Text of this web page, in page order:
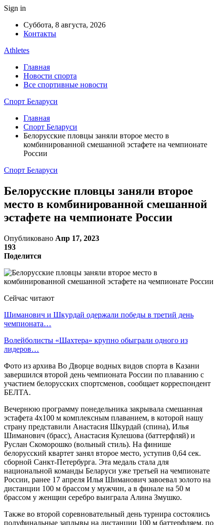
Sign in
Суббота, 8 августа, 2026
Контакты
Athletes
Главная
Новости спорта
Все спортивные новости
Спорт Беларуси
Главная
Спорт Беларуси
Белорусские пловцы заняли второе место в
комбинированной смешанной эстафете на чемпионате
России
Спорт Беларуси
Белорусские пловцы заняли второе
место в комбинированной смешанной
эстафете на чемпионате России
Опубликовано Апр 17, 2023
193
Поделится
Сейчас читают
Шиманович и Шкурдай одержали победы в третий день
чемпионата…
Волейболисты «Шахтера» крупно обыграли одного из
лидеров…
Фото из архива Во Дворце водных видов спорта в Казани
завершился второй день чемпионата России по плаванию с
участием белорусских спортсменов, сообщает корреспондент
БЕЛТА.
Вечернюю программу понедельника закрывала смешанная
эстафета 4х100 м комплексным плаванием, в которой нашу
страну представили Анастасия Шкурдай (спина), Илья
Шиманович (брасс), Анастасия Кулешова (баттерфляй) и
Руслан Скоморошко (вольный стиль). На финише
белорусский квартет занял второе место, уступив 0,64 сек.
сборной Санкт-Петербурга. Эта медаль стала для
национальной команды Беларуси уже третьей на чемпионате
России, ранее 17 апреля Илья Шиманович завоевал золото на
дистанции 100 м брассом у мужчин, а в финале на 50 м
брассом у женщин серебро выиграла Алина Змушко.
Также во второй соревновательный день турнира состоялись
полуфинальные заплывы на дистанции 100 м баттерфляем, по